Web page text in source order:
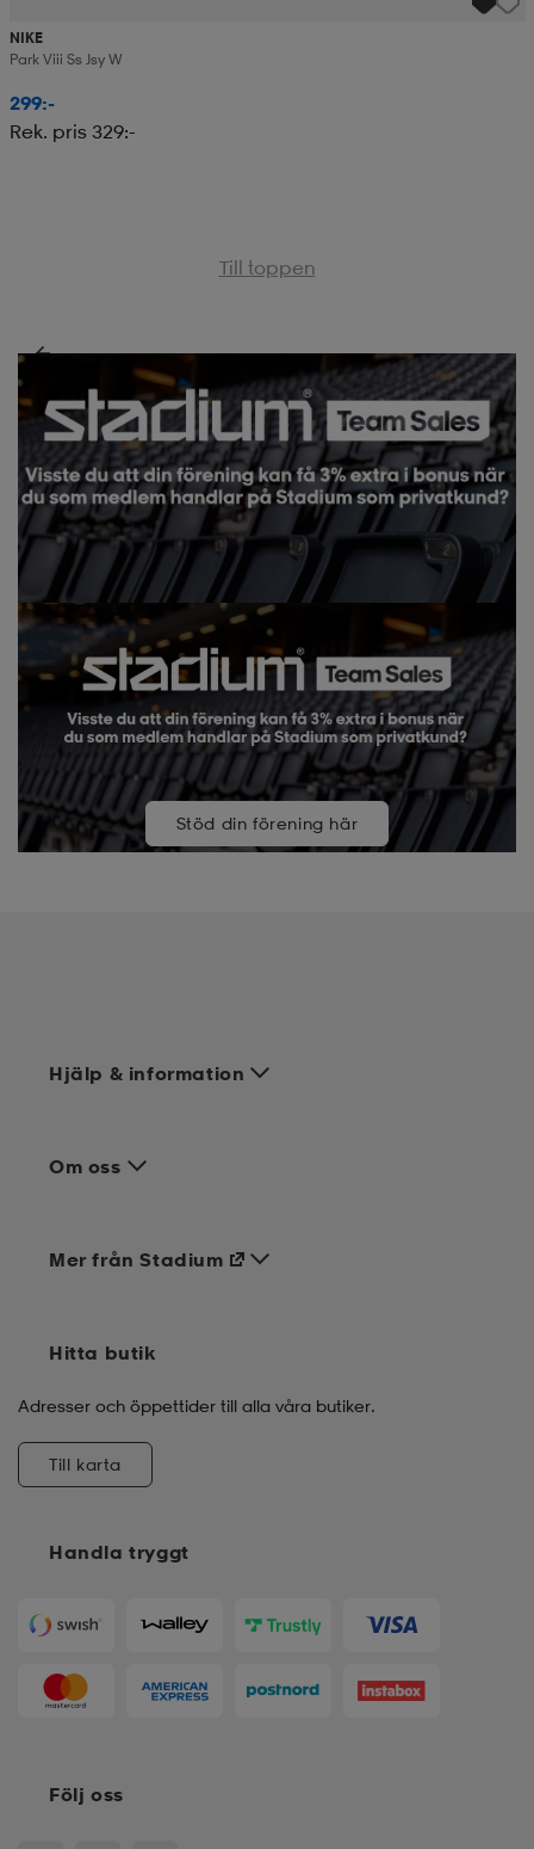
NIKE
Park Viii Ss Jsy W
299:-
Rek. pris 329:-
Till toppen
Stöd din förening här
Hjälp & information
Om oss
Handla tryggt
Mer från Stadium
Hitta butik
Adresser och öppettider till alla våra butiker.
Till karta
Följ oss